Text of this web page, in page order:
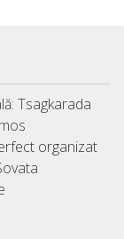
Tsagkarada
organizat